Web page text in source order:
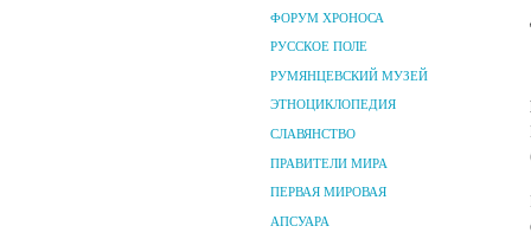
ФОРУМ ХРОНОСА
РУССКОЕ ПОЛЕ
РУМЯНЦЕВСКИЙ МУЗЕЙ
ЭТНОЦИКЛОПЕДИЯ
СЛАВЯНСТВО
ПРАВИТЕЛИ МИРА
ПЕРВАЯ МИРОВАЯ
АПСУАРА